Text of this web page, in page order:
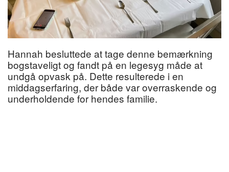
Hannah besluttede at tage denne bemærkning
bogstaveligt og fandt på en legesyg måde at
undgå opvask på. Dette resulterede i en
middagserfaring, der både var overraskende og
underholdende for hendes familie.